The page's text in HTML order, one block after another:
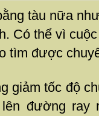
tàu nữa
Có thể vì
tìm được
giảm tốc độ
đường ray